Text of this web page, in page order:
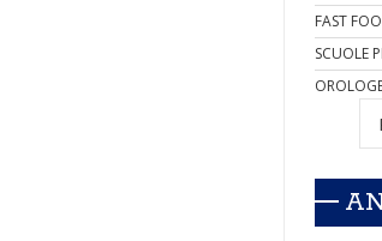
FAST
SCUOLE